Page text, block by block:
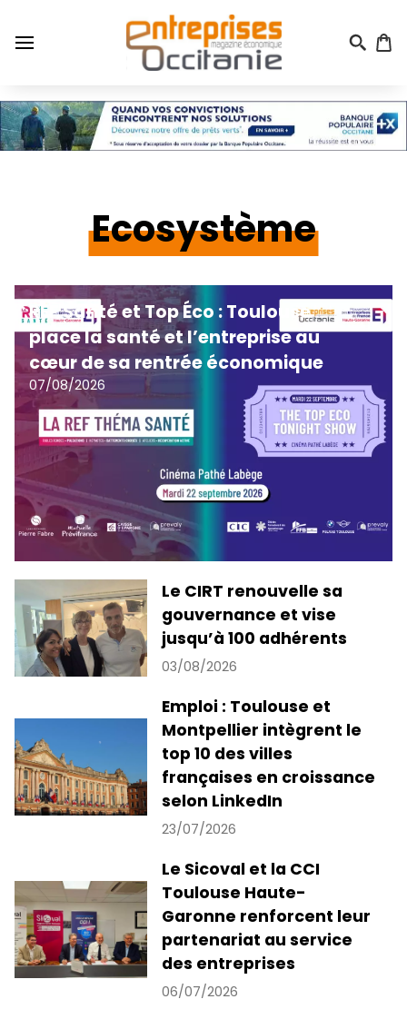
au
contenu
Menu
du
compte
Ecosystème
REF Santé et Top Éco : Toulouse
place la santé et l’entreprise au
cœur de sa rentrée économique
07/08/2026
Le CIRT renouvelle sa
gouvernance et vise
jusqu’à 100 adhérents
03/08/2026
Emploi : Toulouse et
Montpellier intègrent le
top 10 des villes
françaises en croissance
selon LinkedIn
23/07/2026
Le Sicoval et la CCI
Toulouse Haute-
Garonne renforcent leur
partenariat au service
des entreprises
06/07/2026